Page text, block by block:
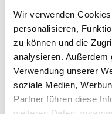
Wir verwenden
personalisieren,
zu können und die
analysieren. Außerdem
Verwendung unserer
soziale Medien,
Partner führen diese
Beschreibung
Garantieverlängerung